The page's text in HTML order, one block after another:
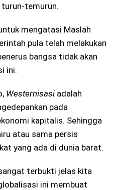
temurun.
mengatasi Maslah
pula telah melakukan
bangsa tidak akan
ini.
Westernisasi adalah
pada
kapitalis. Sehingga
atau sama persis
yang ada di dunia barat.
terbukti jelas kita
ini membuat